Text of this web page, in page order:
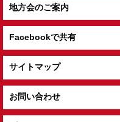
地方会のご案内
Facebookで共有
サイトマップ
お問い合わせ